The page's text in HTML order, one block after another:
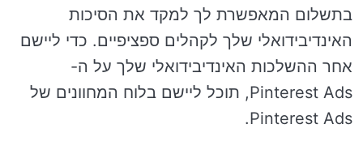
בתשלום המאפשרת לך למקד את הסיכות
האינדיבידואלי שלך לקהלים ספציפיים. כדי ליישם
אחר ההשלכות האינדיבידואלי שלך על ה-
Pinterest Ads, תוכל ליישם בלוח המחוונים של
Pinterest Ads.